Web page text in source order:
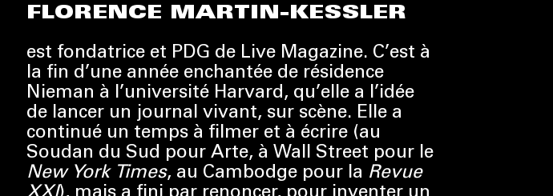
FLORENCE MARTIN-KESSLER
est fondatrice et PDG de Live Magazine. C’est à
la fin d’une année enchantée de résidence
Nieman à l’université Harvard, qu’elle a l’idée
de lancer un journal vivant, sur scène. Elle a
continué un temps à filmer et à écrire (au
Soudan du Sud pour Arte, à Wall Street pour le
New York Times, au Cambodge pour la Revue
XXI), mais a fini par renoncer, pour inventer un